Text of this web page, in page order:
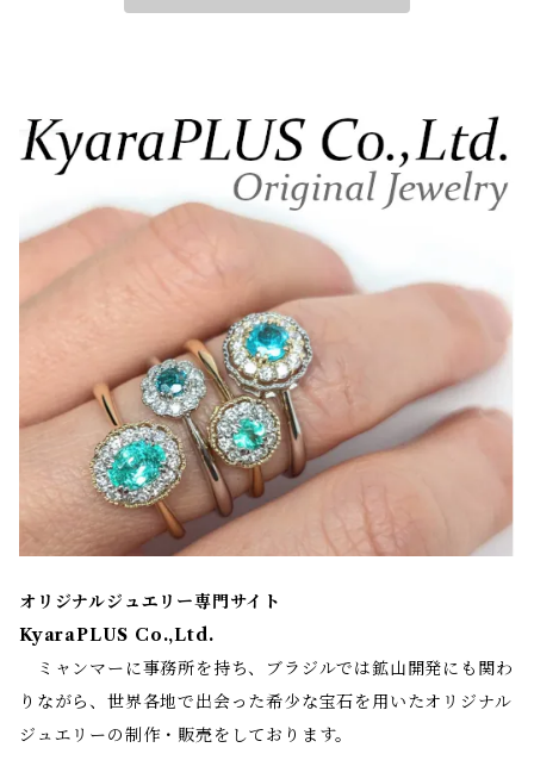
オリジナルジュエリー専門サイト
KyaraPLUS Co.,Ltd.
ミャンマーに事務所を持ち、ブラジルでは鉱山開発にも関わ
りながら、世界各地で出会った希少な宝石を用いたオリジナル
ジュエリーの制作・販売をしております。